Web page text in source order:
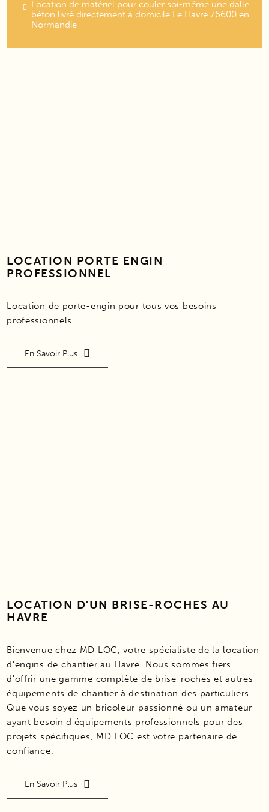
Location de matériel pour couler soi-même une dalle
béton livré directement à domicile Le Havre 76600 en
Normandie
LOCATION PORTE ENGIN
PROFESSIONNEL
Location de porte-engin pour tous vos besoins
professionnels
En Savoir Plus
LOCATION D'UN BRISE-ROCHES AU
HAVRE
Bienvenue chez MD LOC, votre spécialiste de la location
d'engins de chantier au Havre. Nous sommes fiers
d'offrir une gamme complète de brise-roches et autres
équipements de chantier à destination des particuliers.
Que vous soyez un bricoleur passionné ou un amateur
ayant besoin d'équipements professionnels pour des
projets spécifiques, MD LOC est votre partenaire de
confiance.
En Savoir Plus